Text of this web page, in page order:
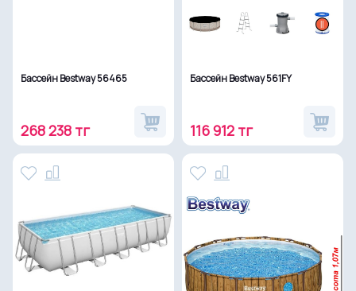
Бассейн Bestway 56465
268 238 тг
Бассейн Bestway 561FY
116 912 тг